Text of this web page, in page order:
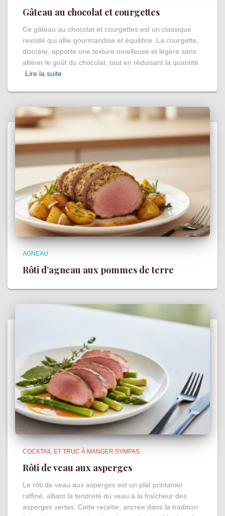
Gâteau au chocolat et courgettes
Ce gâteau au chocolat et courgettes est un classique
revisité qui allie gourmandise et équilibre. La courgette,
discrète, apporte une texture moelleuse et légère sans
altérer le goût du chocolat, tout en réduisant la quantité
Lire la suite
AGNEAU
Rôti d’agneau aux pommes de terre
COCKTAIL ET TRUC À MANGER SYMPAS
Rôti de veau aux asperges
Le rôti de veau aux asperges est un plat printanier
raffiné, alliant la tendreté du veau à la fraîcheur des
asperges vertes. Cette recette, ancrée dans la tradition